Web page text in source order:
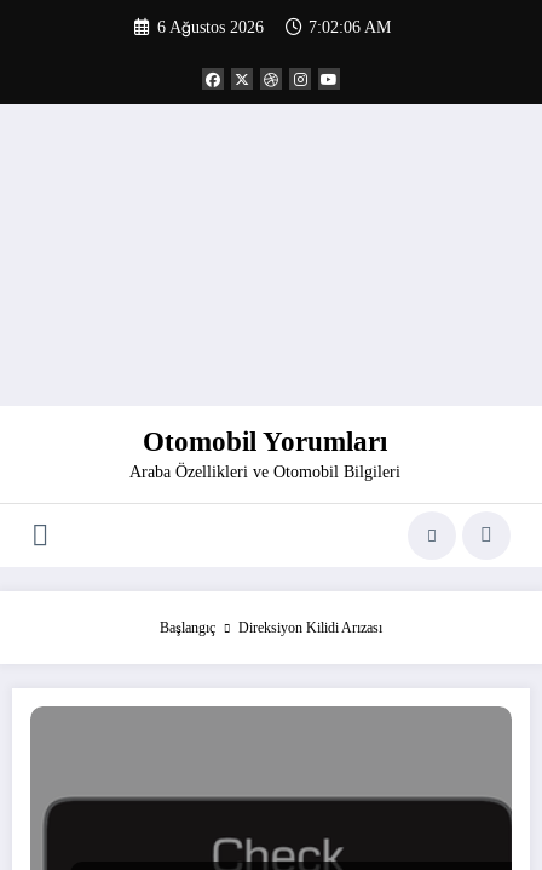
6 Ağustos 2026 7:02:06 AM
Otomobil Yorumları
Araba Özellikleri ve Otomobil Bilgileri
Başlangıç Direksiyon Kilidi Arızası